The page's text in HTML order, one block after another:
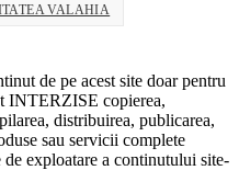
VALAHIA
de pe acest site doar pentru
INTERZISE copierea,
distribuirea, publicarea,
sau servicii complete
exploatare a continutului site-